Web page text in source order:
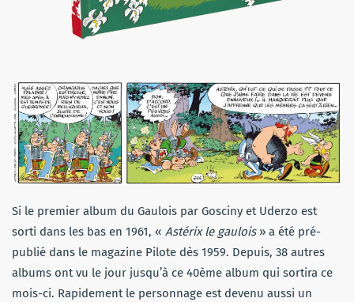
Si le premier album du Gaulois par Gosciny et Uderzo est
sorti dans les bas en 1961, « Astérix le gaulois» a été pré-
publié dans le magazine Pilote dès 1959. Depuis, 38 autres
albums ont vu le jour jusqu’à ce 40ème album qui sortira ce
mois-ci. Rapidement le personnage est devenu aussi un